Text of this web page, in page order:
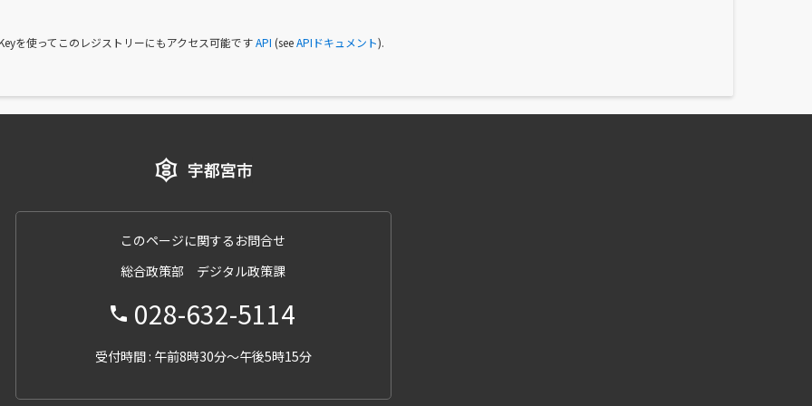
を使ってこのレジストリーにもアクセス可能ですAPI (seeAPIドキュメント).
このページに関するお問合せ
総合政策部 デジタル政策課
028-632-5114
受付時間 : 午前8時30分～午後5時15分